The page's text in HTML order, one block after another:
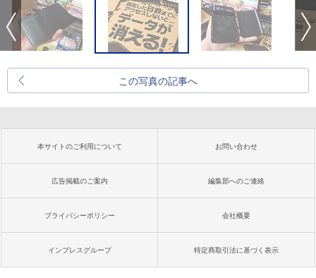
この写真の記事へ
本サイトのご利用について お問い合わせ
広告掲載のご案内 編集部へのご連絡
プライバシーポリシー 会社概要
インプレスグループ 特定商取引法に基づく表示